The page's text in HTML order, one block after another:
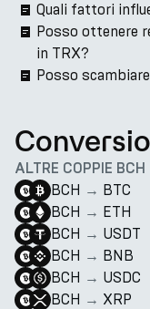
Quali fattori
Posso ottenere
in TRX?
Posso
ALTRE COPPIE BCH
BCH → BTC
BCH → ETH
BCH → USDT
BCH → BNB
BCH → USDC
BCH → XRP